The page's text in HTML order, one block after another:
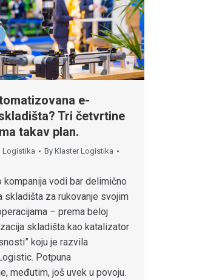
e-
Tri četvrtine
takav plan.
Logistika By Klaster Logistika
kompanija vodi bar delimično
skladišta za rukovanje svojim
– prema beloj
skladišta kao katalizator
koju je razvila
Potpuna
međutim, još uvek u povoju.